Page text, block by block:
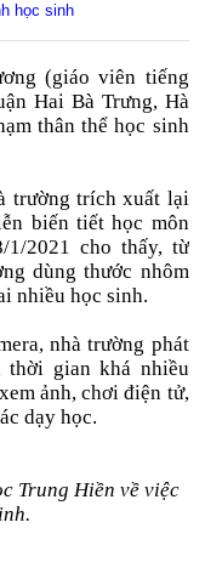
học sinh
(giáo viên tiếng
Hai Bà Trưng, Hà
thân thể học sinh
trường trích xuất lại
biến tiết học môn
2021 cho thấy, từ
dùng thước nhôm
nhiều học sinh.
nhà trường phát
thời gian khá nhiều
ảnh, chơi điện tử,
dạy học.
Trung Hiền về việc